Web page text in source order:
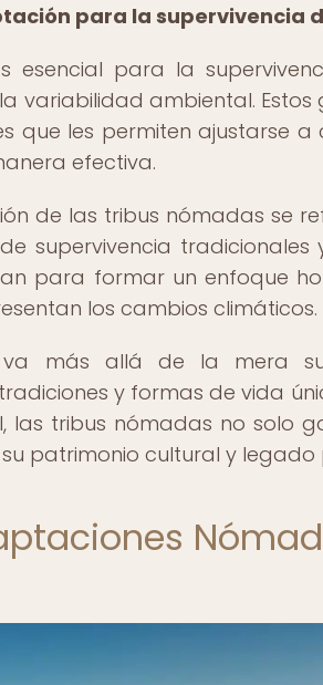
para la supervivencia
esencial para la
variabilidad ambiental. Estos
que les permiten ajustarse
efectiva.
de las tribus nómadas se
supervivencia
para formar un enfoque
los cambios climáticos.
más allá de la mera
y formas de vida
tribus nómadas no solo
patrimonio cultural y